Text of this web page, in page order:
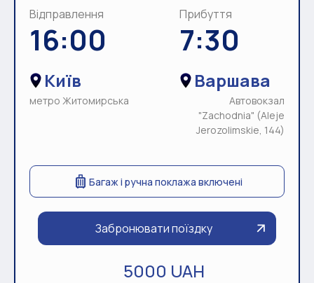
Відправлення
16:00
Київ
метро Житомирська
Прибуття
7:30
Варшава
Автовокзал
"Zachodnia" (Aleje
Jerozolimskie, 144)
Багаж і ручна поклажа включені
Забронювати поїздку
5000 UAH